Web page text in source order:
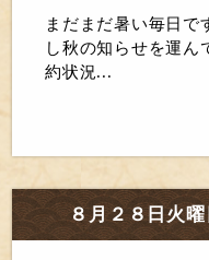
まだまだ暑い毎日で
し秋の知らせを運ん
約状況...
８月２８日火